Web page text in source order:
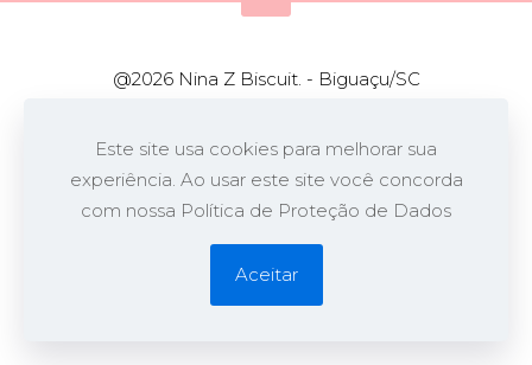
@2026 Nina Z Biscuit. - Biguaçu/SC
Este site usa cookies para melhorar sua
experiência. Ao usar este site você concorda
com nossa Política de Proteção de Dados
Aceitar